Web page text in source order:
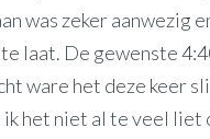
was zeker aanwezig
laat. De gewenste
ware het deze keer
het niet al te veel liet